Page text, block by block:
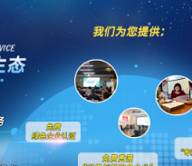
目跟踪机制，在项目立项
案流程，预留充足时间;与
高发问题：项目建设内